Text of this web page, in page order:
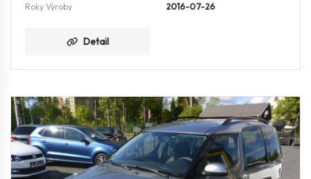
Roky Výroby
2016-07-26
Detail